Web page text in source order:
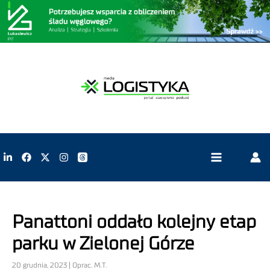
Panattoni oddało kolejny etap
parku w Zielonej Górze
20 grudnia, 2023 | Oprac. M.T.